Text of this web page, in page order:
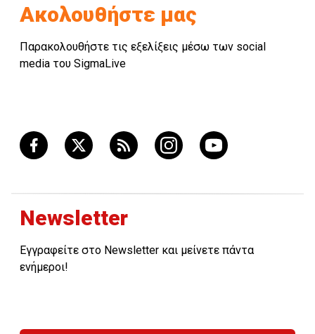
Ακολουθήστε μας
Παρακολουθήστε τις εξελίξεις μέσω των social
media του SigmaLive
Newsletter
Εγγραφείτε στο Newsletter και μείνετε πάντα
ενήμεροι!